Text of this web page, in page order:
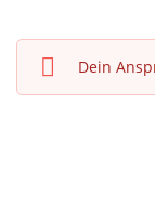
Dein